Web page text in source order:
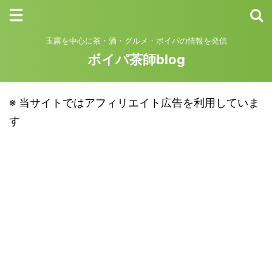
玉露を中心に茶・酒・グルメ・ボイパの情報を発信
ボイパ茶師blog
※ 当サイトではアフィリエイト広告を利用していま
す